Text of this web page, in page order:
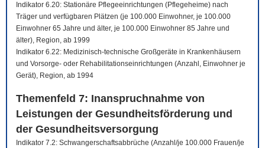
Indikator 6.20: Stationäre Pflegeeinrichtungen (Pflegeheime) nach
Träger und verfügbaren Plätzen (je 100.000 Einwohner, je 100.000
Einwohner 65 Jahre und älter, je 100.000 Einwohner 85 Jahre und
älter), Region, ab 1999
Indikator 6.22: Medizinisch-technische Großgeräte in Krankenhäusern
und Vorsorge- oder Rehabilitationseinrichtungen (Anzahl, Einwohner je
Gerät), Region, ab 1994
Themenfeld 7: Inanspruchnahme von
Leistungen der Gesundheitsförderung und
der Gesundheitsversorgung
Indikator 7.2: Schwangerschaftsabbrüche (Anzahl/je 100.000 Frauen/je